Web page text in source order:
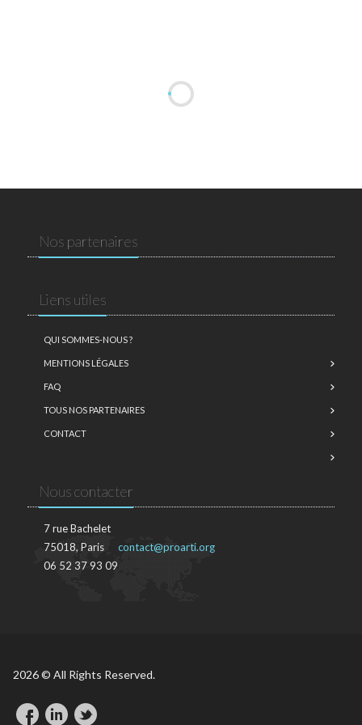
Nos partenaires
Liens utiles
QUI SOMMES-NOUS ?
MENTIONS LÉGALES
FAQ
TOUS NOS PARTENAIRES
CONTACT
Nous contacter
7 rue Bachelet
75018, Paris
06 52 37 93 09
contact@proarti.org
2026 © All Rights Reserved.